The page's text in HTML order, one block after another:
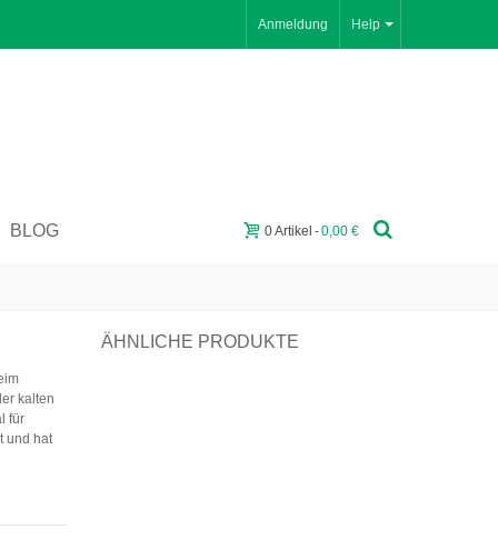
Help
Anmeldung
0Artikel -0,00 €
BLOG
kalten
für
und hat
ÄHNLICHE PRODUKTE